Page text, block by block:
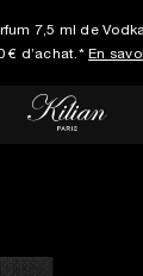
7,5 ml de
€ d’achat.* En